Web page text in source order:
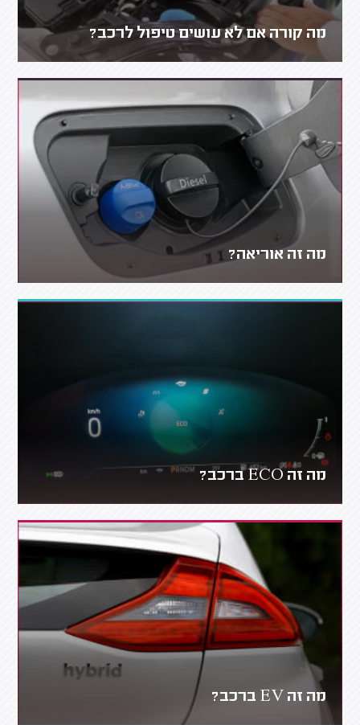
מה קורה אם לא עושים טיפול לרכב?
מה זה אוריאה?
מה זה ECO ברכב?
מה זה EV ברכב?